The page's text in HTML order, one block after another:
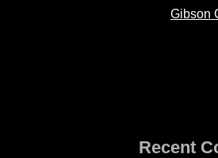
Gibson
Recent